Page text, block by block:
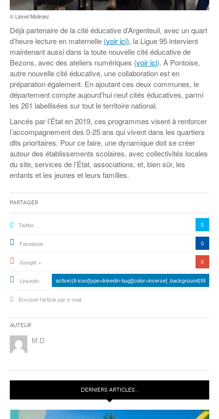
Malle pédagogique « Parcours d’exils
Espace bénévoles
Story play’r
La ligue 95 et Recyclivre
Lutte contre l’illettrisme
Education aux médias
Formation Eco-délégué.es
Actualité Ecole
… Formations BAFD
Pour s’inscrire
Actualités loisirs
© Lionel Moliniez
Déjà partenaire de la cité éducative d’Argenteuil, avec un quart
d’heure lecture en maternelle (voir ici), la Ligue 95 intervient
maintenant aussi dans la toute nouvelle cité éducative de
Bezons, avec des ateliers numériques (voir ici). À Pontoise,
autre nouvelle cité éducative, une collaboration est en
préparation également. En ajoutant ces deux communes, le
département compte aujourd’hui neuf cités éducatives, parmi
les 261 labellisées sur tout le territoire national.
Lancés par l’État en 2019, ces programmes visent à renforcer
l’accompagnement des 0-25 ans qui vivent dans les quartiers
dits prioritaires. Pour ce faire, une dynamique doit se créer
autour des établissements scolaires, avec collectivités locales
du site, services de l’État, associations, et, bien sûr, les
enfants et les jeunes et leurs familles.
Partager
Twitter 0
Facebook 0
Google + 0
Linkedin active){li-icon[type=linkedin-bug][color=inverse] .background{fill
Envoyer l'article par e-mail
Auteur
M.D
DERNIERS ARTICLES…